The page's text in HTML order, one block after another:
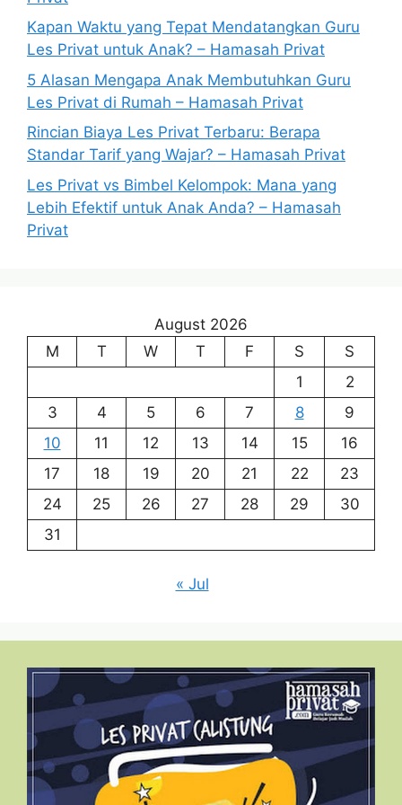
Kapan Waktu yang Tepat Mendatangkan Guru
Les Privat untuk Anak? – Hamasah Privat
5 Alasan Mengapa Anak Membutuhkan Guru
Les Privat di Rumah – Hamasah Privat
Rincian Biaya Les Privat Terbaru: Berapa
Standar Tarif yang Wajar? – Hamasah Privat
Les Privat vs Bimbel Kelompok: Mana yang
Lebih Efektif untuk Anak Anda? – Hamasah
Privat
August 2026
M
T W T F S
S
1
2
3
4 5 6 7 8
9
10
11 12 13 14 15
16
17
18 19 20 21 22
23
24
25 26 27 28 29
30
31
« Jul